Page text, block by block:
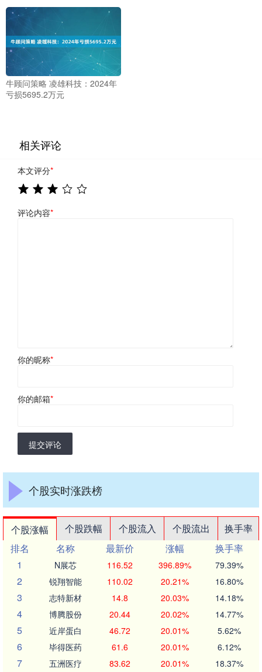
牛顾问策略 凌雄科技：2024年
亏损5695.2万元
相关评论
本文评分*
评论内容*
你的昵称*
你的邮箱*
提交评论
个股实时涨跌榜
个股涨幅 个股跌幅 个股流入 个股流出
换手率
排名
名称 最新价 涨幅
换手率
1
N展芯 116.52 396.89% 79.39%
2 锐翔智能 110.02 20.21% 16.80%
3 志特新材 14.8 20.03% 14.18%
4 博腾股份 20.44 20.02% 14.77%
5 近岸蛋白 46.72 20.01% 5.62%
6 毕得医药 61.6 20.01% 6.12%
7 五洲医疗 83.62 20.01% 18.37%